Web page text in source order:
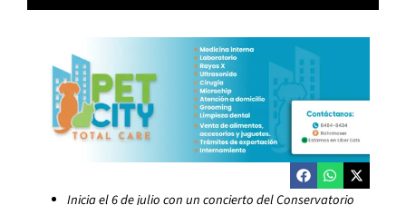
Inicia el 6 de julio con un concierto del Conservatorio